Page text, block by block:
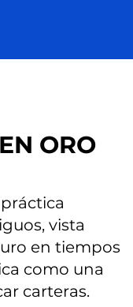
ORO
vista
en tiempos
como una
carteras.